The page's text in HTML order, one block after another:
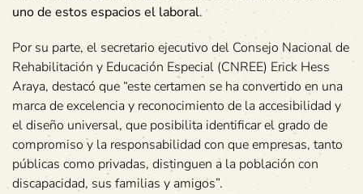
uno de estos espacios el laboral.
Por su parte, el secretario ejecutivo del Consejo Nacional de
Rehabilitación y Educación Especial (CNREE) Erick Hess
Araya, destacó que “este certamen se ha convertido en una
marca de excelencia y reconocimiento de la accesibilidad y
el diseño universal, que posibilita identificar el grado de
compromiso y la responsabilidad con que empresas, tanto
públicas como privadas, distinguen a la población con
discapacidad, sus familias y amigos”.